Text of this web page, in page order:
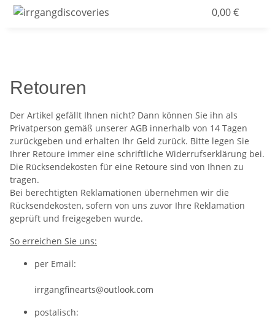
0,00 €
Retouren
Der Artikel gefällt Ihnen nicht? Dann können Sie ihn als
Privatperson gemäß unserer AGB innerhalb von 14 Tagen
zurückgeben und erhalten Ihr Geld zurück. Bitte legen Sie
Ihrer Retoure immer eine schriftliche Widerrufserklärung bei.
Die Rücksendekosten für eine Retoure sind von Ihnen zu
tragen.
Bei berechtigten Reklamationen übernehmen wir die
Rücksendekosten, sofern von uns zuvor Ihre Reklamation
geprüft und freigegeben wurde.
So erreichen Sie uns:
per Email:
irrgangfinearts@outlook.com
postalisch: